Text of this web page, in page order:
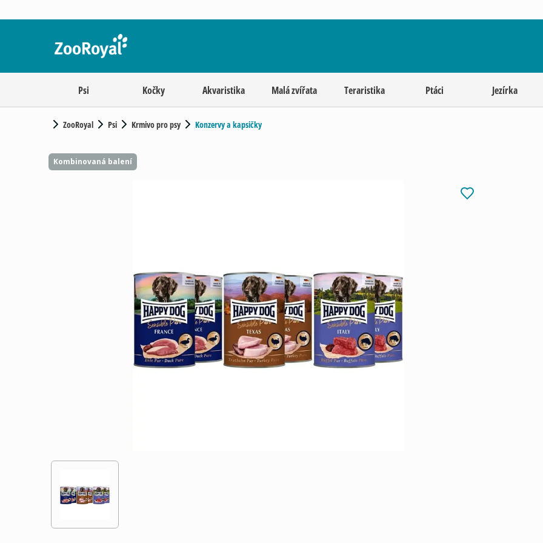
Psi Kočky Akvaristika Malá zvířata Teraristika Ptáci Jezírka
ZooRoyal Psi Krmivo pro psy Konzervy a kapsičky
Kombinovaná balení